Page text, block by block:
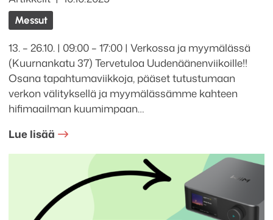
Tagit
Messut
13. – 26.10. | 09:00 – 17:00 | Verkossa ja myymälässä
(Kuurnankatu 37) Tervetuloa Uudenäänenviikoille!!
Osana tapahtumaviikkoja, pääset tutustumaan
verkon välityksellä ja myymälässämme kahteen
hifimaailman kuumimpaan…
Lue lisää